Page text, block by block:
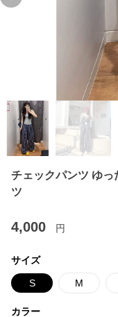
Previous slide
チェックパンツ ゆ
ツ
4,000 円
サイズ
S M
カラー